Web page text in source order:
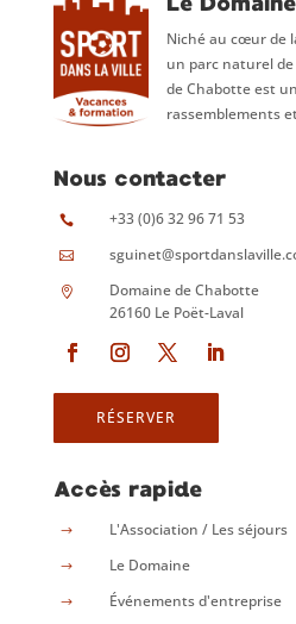
Niché au cœur de
un parc naturel
de Chabotte est
rassemblements
Nous contacter
 +33 (0)6 32 96 71 53


Domaine de Chabotte
26160 Le Poët-Laval
RÉSERVER
Accès rapide
$ L'Association / Les séjours
$ Le Domaine
$ Événements d'entreprise